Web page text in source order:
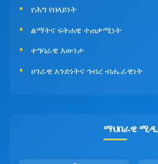
የሕግ የበላይነት
ልማትና ፍትሐዊ ተጠቃሚነት
ተግባራዊ እውነታ
ሀገራዊ አንድነትና ኅብረ ብሔራዊነት
ማህበራዊ